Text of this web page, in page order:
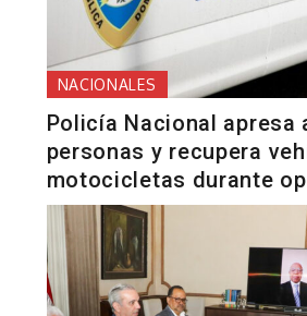
NACIONALES
Policía Nacional apresa
personas y recupera
motocicletas durante